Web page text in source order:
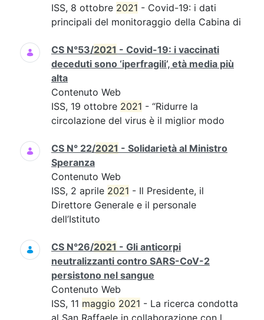
ISS, 8 ottobre 2021 - Covid-19: i dati
principali del monitoraggio della Cabina di
CS N°53/2021 - Covid-19: i vaccinati
deceduti sono ‘iperfragili’, età media più
alta
Contenuto Web
ISS, 19 ottobre 2021 - “Ridurre la
circolazione del virus è il miglior modo
CS N° 22/2021 - Solidarietà al Ministro
Speranza
Contenuto Web
ISS, 2 aprile 2021 - Il Presidente, il
Direttore Generale e il personale
dell’Istituto
CS N°26/2021 - Gli anticorpi
neutralizzanti contro SARS-CoV-2
persistono nel sangue
Contenuto Web
ISS, 11 maggio 2021 - La ricerca condotta
al San Raffaele in collaborazione con l